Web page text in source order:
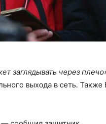
заглядывать через
выхода в сеть.